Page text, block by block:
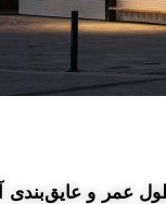
عمر و عایق‌بندی